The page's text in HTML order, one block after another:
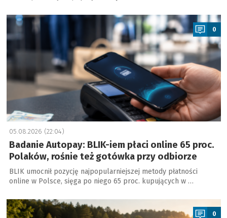
a
0
05.08.2026 (22:04)
Badanie Autopay: BLIK-iem płaci online 65 proc.
Polaków, rośnie też gotówka przy odbiorze
BLIK umocnił pozycję najpopularniejszej metody płatności
online w Polsce, sięga po niego 65 proc. kupujących w …
a
0